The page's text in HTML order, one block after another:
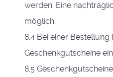
werden. Eine
möglich.
8.4 Bei einer
Geschenkgutscheine
8.5